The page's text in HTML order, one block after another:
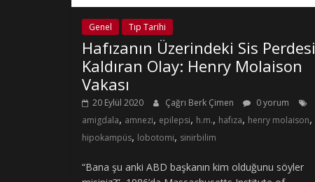
Genel Tıp Tarihi
Hafızanın Üzerindeki Sis
Kaldıran Olay: Henry Molaison
Vakası
20 Eylül 2020 Çağrı Berk Çimen
0 yorum
amigdala, amnezi, epilepsi, h.m., hafıza, henry molaison,
hipokampüs, lobotomi, sinirbilim
“Bana şu anki ABD başkanın kim olduğunu söyler